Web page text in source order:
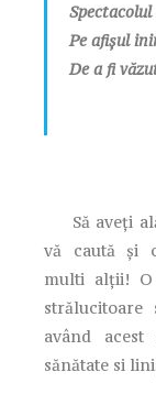
Pe afișul
De a fi
Să aveți
vă caută și
multi alții! O
având
sănătate si